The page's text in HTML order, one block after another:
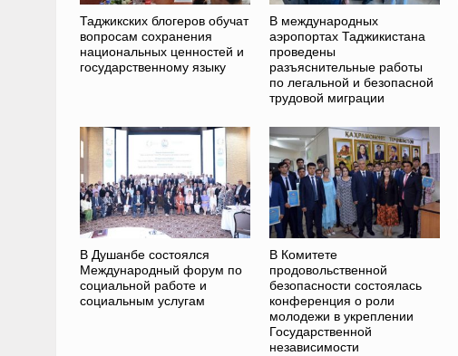
Таджикских блогеров обучат
вопросам сохранения
национальных ценностей и
государственному языку
В международных
аэропортах Таджикистана
проведены
разъяснительные работы
по легальной и безопасной
трудовой миграции
В Душанбе состоялся
Международный форум по
социальной работе и
социальным услугам
В Комитете
продовольственной
безопасности состоялась
конференция о роли
молодежи в укреплении
Государственной
независимости